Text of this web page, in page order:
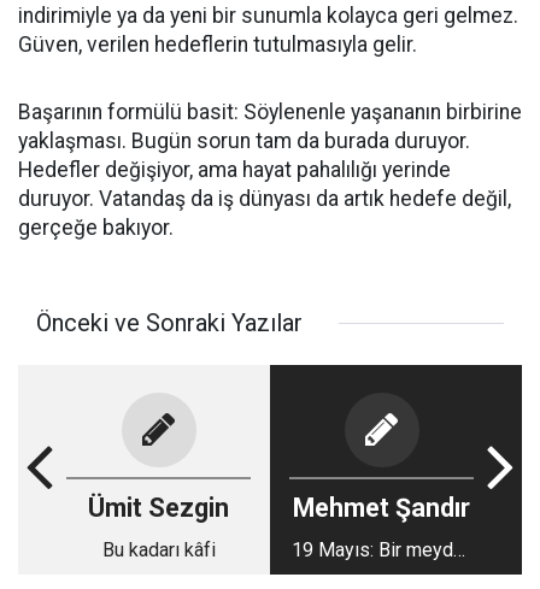
indirimiyle ya da yeni bir sunumla kolayca geri gelmez.
Güven, verilen hedeflerin tutulmasıyla gelir.
Başarının formülü basit: Söylenenle yaşananın birbirine
yaklaşması. Bugün sorun tam da burada duruyor.
Hedefler değişiyor, ama hayat pahalılığı yerinde
duruyor. Vatandaş da iş dünyası da artık hedefe değil,
gerçeğe bakıyor.
Önceki ve Sonraki Yazılar
Ümit Sezgin
Bu kadarı kâfi
Mehmet Şandır
19 Mayıs: Bir meydan
okuma hikayesi